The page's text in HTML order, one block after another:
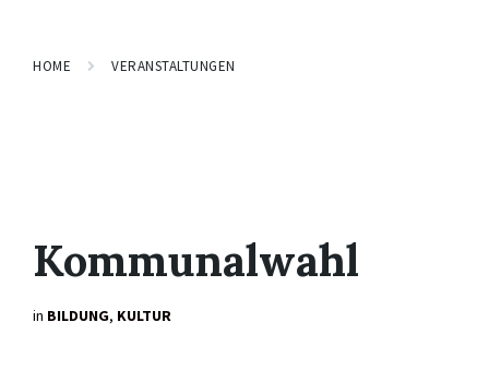
HOME VERANSTALTUNGEN
Kommunalwahl
in BILDUNG, KULTUR